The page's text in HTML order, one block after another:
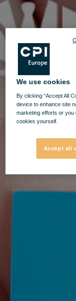
We use cookies
By clicking “Accept All
device to enhance site
marketing efforts or you
cookies yourself.
Accept all